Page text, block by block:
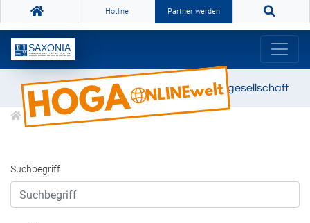
Hotline Partner werden
SAXONIA Fördergesellschaft
Suchbegriff